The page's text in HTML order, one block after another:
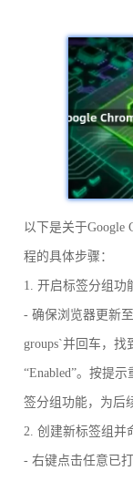
以下是关于Google
程的具体步骤：
1. 开启标签分组功
- 确保浏览器更新
groups`并回车，找
“Enabled”。按提
签分组功能，为后
2. 创建新标签组并
- 右键点击任意已